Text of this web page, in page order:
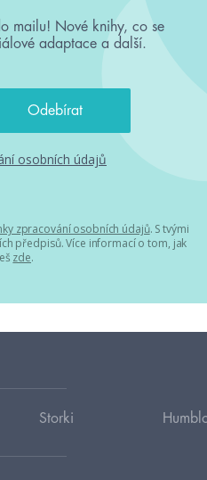
mailu! Nové knihy, co se
adaptace a další.
osobních údajů
zpracování osobních údajů. S tvými
předpisů. Více informací o tom, jak
zde.
Storki